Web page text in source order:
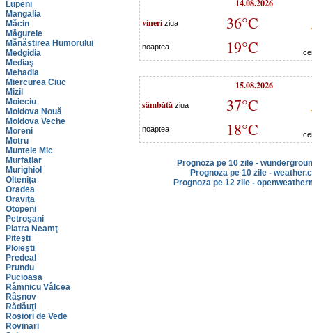
Lupeni
Mangalia
Măcin
Măgurele
Mănăstirea Humorului
Medgidia
Mediaş
Mehadia
Miercurea Ciuc
Mizil
Moieciu
Moldova Nouă
Moldova Veche
Moreni
Motru
Muntele Mic
Murfatlar
Murighiol
Olteniţa
Oradea
Oraviţa
Otopeni
Petroşani
Piatra Neamţ
Piteşti
Ploieşti
Predeal
Prundu
Pucioasa
Râmnicu Vâlcea
Râşnov
Rădăuţi
Roşiori de Vede
Rovinari
14.08.2026
vineri ziua 36°C
noaptea 19°C
15.08.2026
sâmbătă ziua 37°C
noaptea 18°C
Prognoza pe 10 zile -
Prognoza pe 10 zile -
Prognoza pe 12 zile -